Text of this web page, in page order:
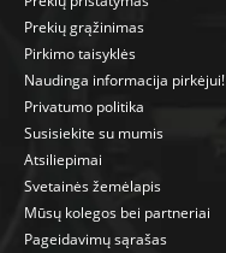
Prekių grąžinimas
Pirkimo taisyklės
Naudinga informacija pirkėjui!
Privatumo politika
Susisiekite su mumis
Atsiliepimai
Svetainės žemėlapis
Mūsų kolegos bei partneriai
Pageidavimų sąrašas